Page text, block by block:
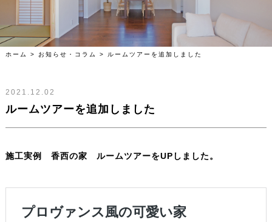
ホーム > お知らせ・コラム > ルームツアーを追加しました
ルームツアーを追加しました
2021.12.02
施工実例 香西の家 ルームツアーをUPしました。